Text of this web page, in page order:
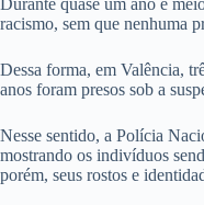
Durante quase um ano e
racismo, sem que nenhuma
Dessa forma, em Valência,
anos foram presos sob a
Nesse sentido, a Polícia
mostrando os indivíduos
porém, seus rostos e